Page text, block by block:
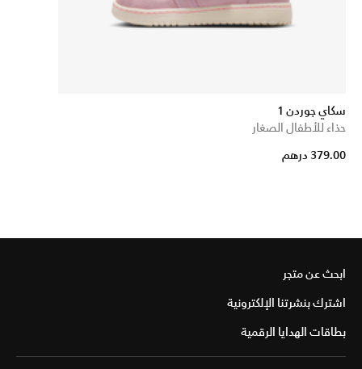
سكاي جوردن 1
حذاء للأطفال الصغار
379.00 درهم
ابحث عن متجر
اشترك بنشرتنا الإلكترونية
بطاقات الهدايا الرقمية